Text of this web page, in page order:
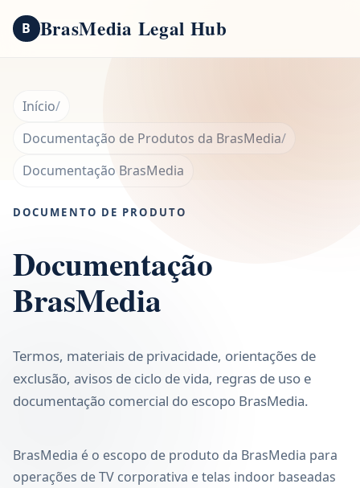
B BrasMedia Legal Hub
Início
Documentação de Produtos da BrasMedia
Documentação BrasMedia
DOCUMENTO DE PRODUTO
Documentação
BrasMedia
Termos, materiais de privacidade, orientações de
exclusão, avisos de ciclo de vida, regras de uso e
documentação comercial do escopo BrasMedia.
BrasMedia é o escopo de produto da BrasMedia para
operações de TV corporativa e telas indoor baseadas